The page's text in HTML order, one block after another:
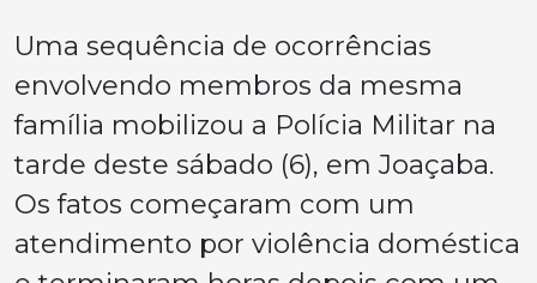
Uma sequência de ocorrências
envolvendo membros da mesma
família mobilizou a Polícia Militar na
tarde deste sábado (6), em Joaçaba.
Os fatos começaram com um
atendimento por violência doméstica